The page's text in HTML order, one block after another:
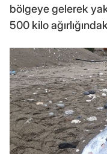
bölgeye gelerek
500 kilo